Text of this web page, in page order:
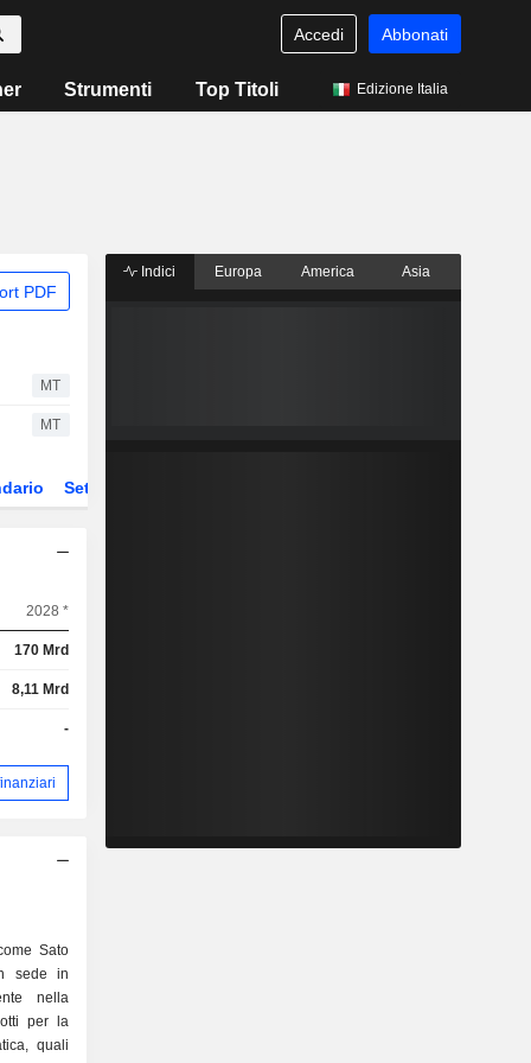
Accedi Abbonati
Strumenti Top Titoli Edizione Italia
PDF
MT
MT
Settore
2028 *
170 Mrd
8,11 Mrd
-
Sato
sede in
nella
per la
quali
Indici Europa America Asia